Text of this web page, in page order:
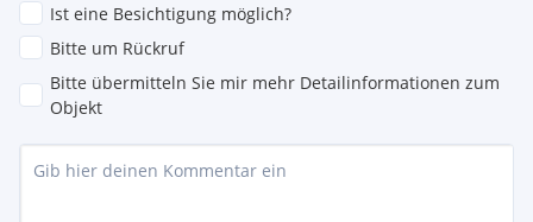
Ist eine Besichtigung möglich?
Bitte um Rückruf
Bitte übermitteln Sie mir mehr Detailinformationen zum
Objekt